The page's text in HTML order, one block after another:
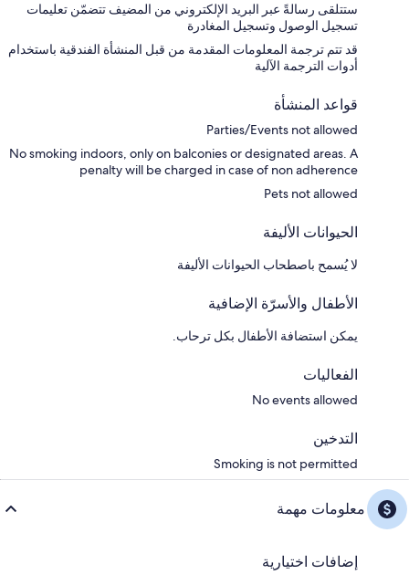
ستتلقى رسالةً عبر البريد الإلكتروني من المضيف تتضمّن تعليمات
تسجيل الوصول وتسجيل المغادرة
قد تتم ترجمة المعلومات المقدمة من قبل المنشأة الفندقية باستخدام
أدوات الترجمة الآلية
قواعد المنشأة
Parties/Events not allowed
No smoking indoors, only on balconies or designated areas. A
penalty will be charged in case of non adherence
Pets not allowed
الحيوانات الأليفة
لا يُسمح باصطحاب الحيوانات الأليفة
الأطفال والأسرّة الإضافية
يمكن استضافة الأطفال بكل ترحاب.
الفعاليات
No events allowed
التدخين
Smoking is not permitted
معلومات مهمة
إضافات اختيارية